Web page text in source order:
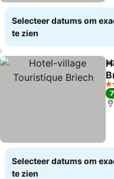
Selecteer datums om
te zien
2
Selecteer datums om
te zien